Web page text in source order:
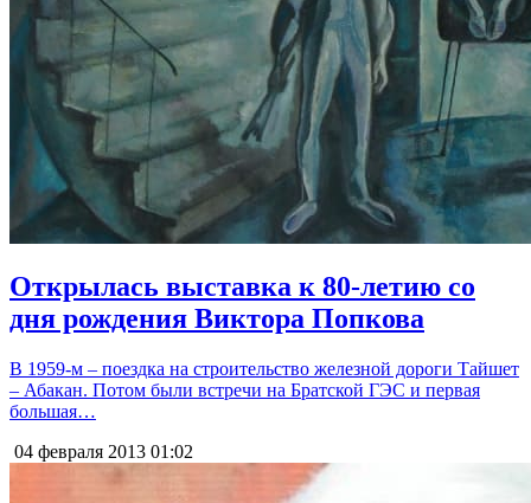
Открылась выставка к 80-летию со
дня рождения Виктора Попкова
В 1959-м – поездка на строительство железной дороги Тайшет
– Абакан. Потом были встречи на Братской ГЭС и первая
большая…
04 февраля 2013 01:02